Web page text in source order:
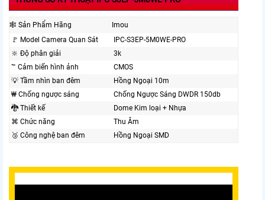
🕸 Sản Phẩm Hãng
Imou
️🚩 Model Camera Quan Sát
IPC-S3EP-5M0WE-PRO
🔆 Độ phân giải
3k
™️ Cảm biến hình ảnh
CMOS
💡 Tầm nhìn ban đêm
Hồng Ngoại 10m
₩ Chống ngược sáng
Chống Ngược Sáng DWDR 150db
🐉️ Thiết kế
Dome Kim loại + Nhựa
⌘ Chức năng
Thu Âm
🥉 Công nghệ ban đêm
Hồng Ngoại SMD